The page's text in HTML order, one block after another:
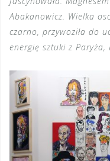
Abakanowicz. Wielka
czarno, przywoziła do
energię sztuki z Paryża,